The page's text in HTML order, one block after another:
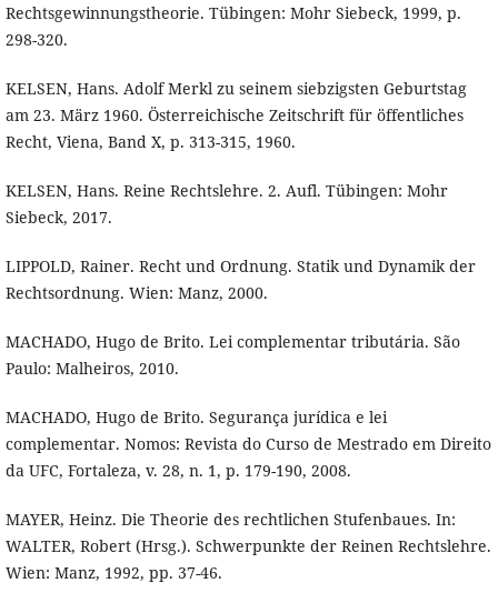
Rechtsgewinnungstheorie. Tübingen: Mohr Siebeck, 1999, p.
298-320.
KELSEN, Hans. Adolf Merkl zu seinem siebzigsten Geburtstag
am 23. März 1960. Österreichische Zeitschrift für öffentliches
Recht, Viena, Band X, p. 313-315, 1960.
KELSEN, Hans. Reine Rechtslehre. 2. Aufl. Tübingen: Mohr
Siebeck, 2017.
LIPPOLD, Rainer. Recht und Ordnung. Statik und Dynamik der
Rechtsordnung. Wien: Manz, 2000.
MACHADO, Hugo de Brito. Lei complementar tributária. São
Paulo: Malheiros, 2010.
MACHADO, Hugo de Brito. Segurança jurídica e lei
complementar. Nomos: Revista do Curso de Mestrado em Direito
da UFC, Fortaleza, v. 28, n. 1, p. 179-190, 2008.
MAYER, Heinz. Die Theorie des rechtlichen Stufenbaues. In:
WALTER, Robert (Hrsg.). Schwerpunkte der Reinen Rechtslehre.
Wien: Manz, 1992, pp. 37-46.